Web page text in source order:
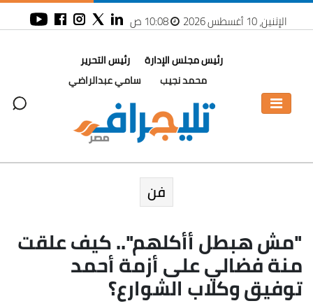
الإثنين، 10 أغسطس 2026 10:08 ص
رئيس مجلس الإدارة
محمد نجيب
رئيس التحرير
سامي عبدالراضي
فن
"مش هبطل أأكلهم".. كيف علقت
منة فضالي على أزمة أحمد
توفيق وكلاب الشوارع؟